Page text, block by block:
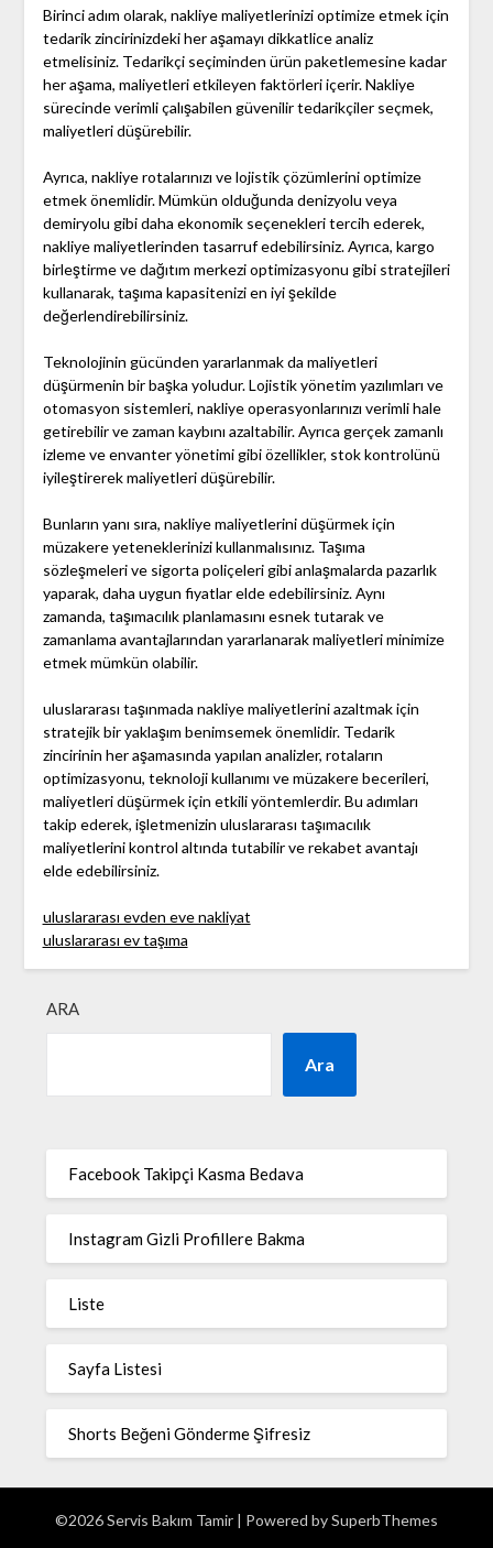
Birinci adım olarak, nakliye maliyetlerinizi optimize etmek için
tedarik zincirinizdeki her aşamayı dikkatlice analiz
etmelisiniz. Tedarikçi seçiminden ürün paketlemesine kadar
her aşama, maliyetleri etkileyen faktörleri içerir. Nakliye
sürecinde verimli çalışabilen güvenilir tedarikçiler seçmek,
maliyetleri düşürebilir.
Ayrıca, nakliye rotalarınızı ve lojistik çözümlerini optimize
etmek önemlidir. Mümkün olduğunda denizyolu veya
demiryolu gibi daha ekonomik seçenekleri tercih ederek,
nakliye maliyetlerinden tasarruf edebilirsiniz. Ayrıca, kargo
birleştirme ve dağıtım merkezi optimizasyonu gibi stratejileri
kullanarak, taşıma kapasitenizi en iyi şekilde
değerlendirebilirsiniz.
Teknolojinin gücünden yararlanmak da maliyetleri
düşürmenin bir başka yoludur. Lojistik yönetim yazılımları ve
otomasyon sistemleri, nakliye operasyonlarınızı verimli hale
getirebilir ve zaman kaybını azaltabilir. Ayrıca gerçek zamanlı
izleme ve envanter yönetimi gibi özellikler, stok kontrolünü
iyileştirerek maliyetleri düşürebilir.
Bunların yanı sıra, nakliye maliyetlerini düşürmek için
müzakere yeteneklerinizi kullanmalısınız. Taşıma
sözleşmeleri ve sigorta poliçeleri gibi anlaşmalarda pazarlık
yaparak, daha uygun fiyatlar elde edebilirsiniz. Aynı
zamanda, taşımacılık planlamasını esnek tutarak ve
zamanlama avantajlarından yararlanarak maliyetleri minimize
etmek mümkün olabilir.
uluslararası taşınmada nakliye maliyetlerini azaltmak için
stratejik bir yaklaşım benimsemek önemlidir. Tedarik
zincirinin her aşamasında yapılan analizler, rotaların
optimizasyonu, teknoloji kullanımı ve müzakere becerileri,
maliyetleri düşürmek için etkili yöntemlerdir. Bu adımları
takip ederek, işletmenizin uluslararası taşımacılık
maliyetlerini kontrol altında tutabilir ve rekabet avantajı
elde edebilirsiniz.
uluslararası evden eve nakliyat
uluslararası ev taşıma
ARA
Ara
Facebook Takipçi Kasma Bedava
Instagram Gizli Profillere Bakma
Liste
Sayfa Listesi
Shorts Beğeni Gönderme Şifresiz
©2026 Servis Bakım Tamir | Powered bySuperbThemes